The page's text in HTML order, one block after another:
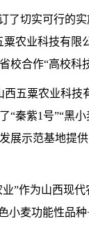
切实可行的实
农业科技有限
合作“高校科
五粟农业科技
紫1号”“黑小
示范基地提
”作为山西现代
麦功能性品种